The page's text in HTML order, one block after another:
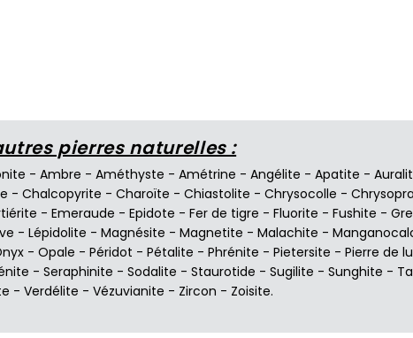
pierres naturelles :
- Ambre - Améthyste - Amétrine - Angélite - Apatite -
- Chalcopyrite - Charoïte - Chiastolite - Chrysocolle -
- Emeraude - Epidote - Fer de tigre - Fluorite - Fushite -
- Lépidolite - Magnésite - Magnetite - Malachite -
- Opale - Péridot - Pétalite - Phrénite - Pietersite - Pierre de
- Seraphinite - Sodalite - Staurotide - Sugilite - Sunghite -
- Verdélite - Vézuvianite - Zircon - Zoisite.